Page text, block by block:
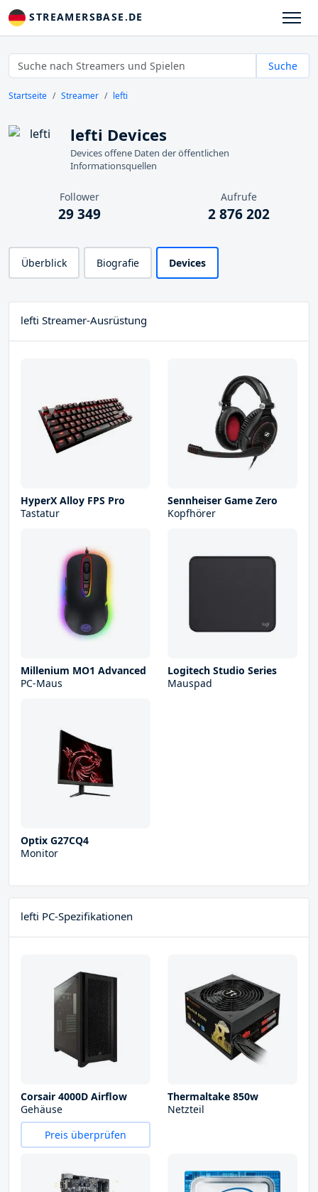
STREAMERSBASE.DE
Suche
Startseite Streamer lefti
lefti Devices
Devices offene Daten der öffentlichen
Informationsquellen
Follower
29 349
Aufrufe
2 876 202
Überblick Biografie Devices
lefti Streamer-Ausrüstung
HyperX Alloy FPS Pro
Tastatur
Sennheiser Game Zero
Kopfhörer
Millenium MO1 Advanced
PC-Maus
Logitech Studio Series
Mauspad
Optix G27CQ4
Monitor
lefti PC-Spezifikationen
Corsair 4000D Airflow
Gehäuse
Preis überprüfen
Thermaltake 850w
Netzteil